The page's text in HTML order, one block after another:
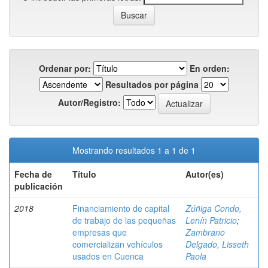
Ordenar por:
En orden:
Resultados por página
Autor/Registro:
Mostrando resultados 1 a 1 de 1
Fecha de
publicación
Título Autor(es)
2018
Financiamiento de capital
de trabajo de las pequeñas
empresas que
comercializan vehículos
usados en Cuenca
Zúñiga Condo,
Lenín Patricio;
Zambrano
Delgado, Lisseth
Paola